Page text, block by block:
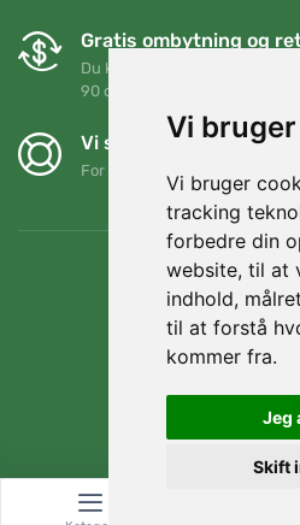
Vi
Vi bruger
tracking
forbedre din
website, til at
indhold,
til at forstå
kommer fra.
Jeg
Skift
Gratis ombytning og
Du kan returnere eller bytte
90 dage
Vi støtter Trees.org
For hver ordre planter vi et